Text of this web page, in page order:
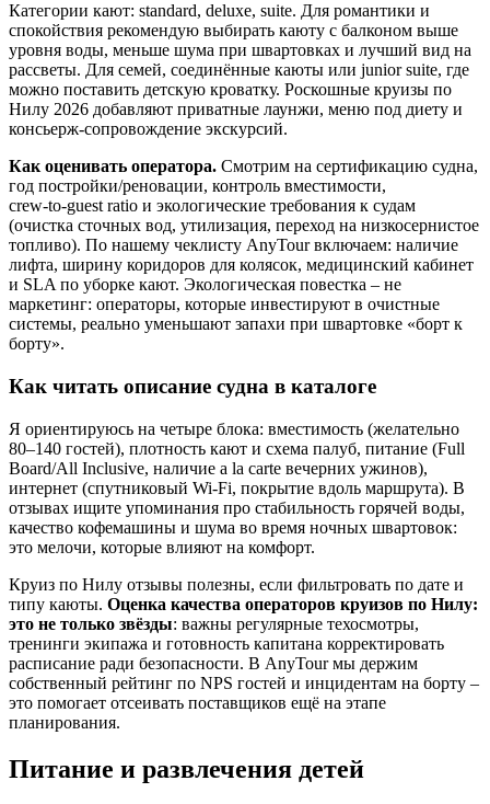
Категории кают: standard, deluxe, suite. Для романтики и
спокойствия рекомендую выбирать каюту с балконом выше
уровня воды, меньше шума при швартовках и лучший вид на
рассветы. Для семей, соединённые каюты или junior suite, где
можно поставить детскую кроватку. Роскошные круизы по
Нилу 2026 добавляют приватные лаунжи, меню под диету и
консьерж‑сопровождение экскурсий.
Как оценивать оператора. Смотрим на сертификацию судна,
год постройки/реновации, контроль вместимости,
crew‑to‑guest ratio и экологические требования к судам
(очистка сточных вод, утилизация, переход на низкосернистое
топливо). По нашему чеклисту AnyTour включаем: наличие
лифта, ширину коридоров для колясок, медицинский кабинет
и SLA по уборке кают. Экологическая повестка – не
маркетинг: операторы, которые инвестируют в очистные
системы, реально уменьшают запахи при швартовке «борт к
борту».
Как читать описание судна в каталоге
Я ориентируюсь на четыре блока: вместимость (желательно
80–140 гостей), плотность кают и схема палуб, питание (Full
Board/All Inclusive, наличие a la carte вечерних ужинов),
интернет (спутниковый Wi‑Fi, покрытие вдоль маршрута). В
отзывах ищите упоминания про стабильность горячей воды,
качество кофемашины и шума во время ночных швартовок:
это мелочи, которые влияют на комфорт.
Круиз по Нилу отзывы полезны, если фильтровать по дате и
типу каюты. Оценка качества операторов круизов по Нилу:
это не только звёзды: важны регулярные техосмотры,
тренинги экипажа и готовность капитана корректировать
расписание ради безопасности. В AnyTour мы держим
собственный рейтинг по NPS гостей и инцидентам на борту –
это помогает отсеивать поставщиков ещё на этапе
планирования.
Питание и развлечения детей